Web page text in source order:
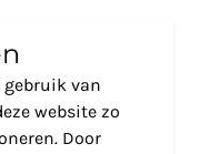
van
website zo
Door